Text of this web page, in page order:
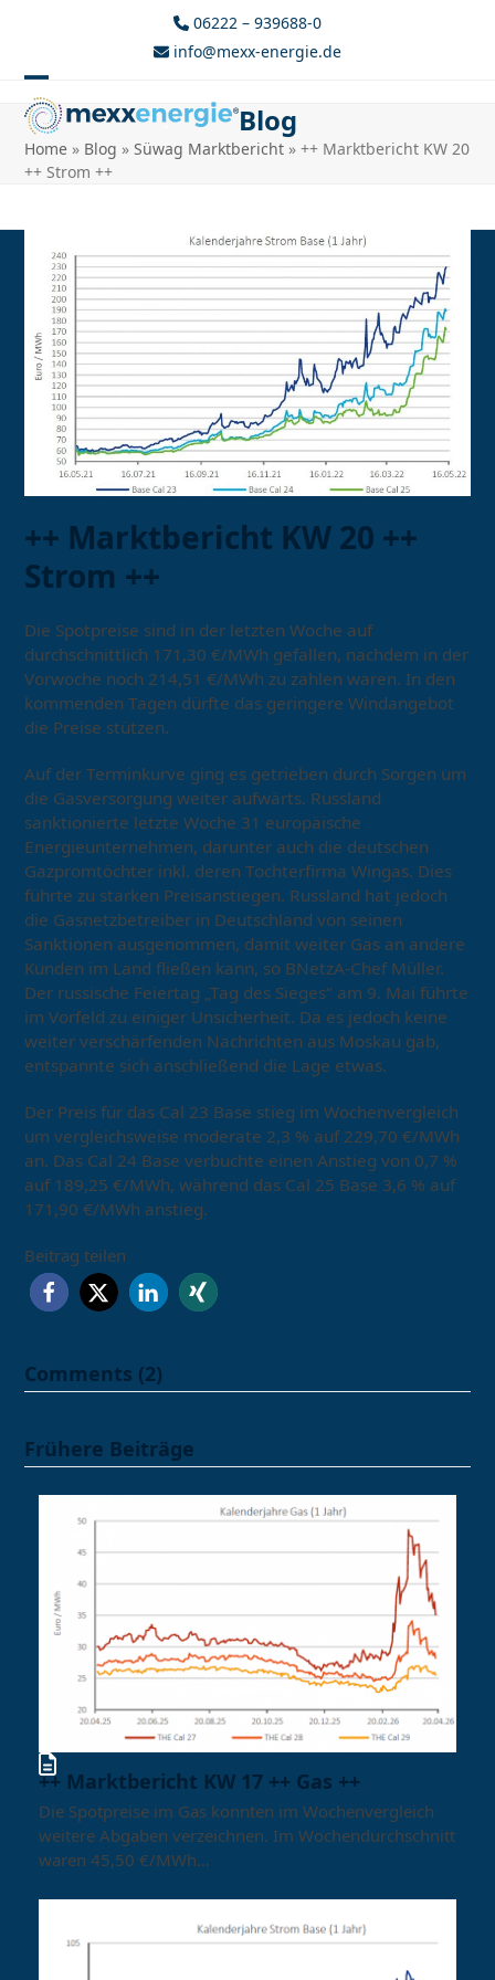
06222 – 939688-0
info@mexx-energie.de
Open
mobile
menu
Close
mobile
menu
Blog
Home » Blog »Süwag Marktbericht »++ Marktbericht KW 20
++ Strom ++
++ Marktbericht KW 20 ++
Strom ++
Die Spotpreise sind in der letzten Woche auf
durchschnittlich 171,30 €/MWh gefallen, nachdem in der
Vorwoche noch 214,51 €/MWh zu zahlen waren. In den
kommenden Tagen dürfte das geringere Windangebot
die Preise stützen.
Auf der Terminkurve ging es getrieben durch Sorgen um
die Gasversorgung weiter aufwärts. Russland
sanktionierte letzte Woche 31 europäische
Energieunternehmen, darunter auch die deutschen
Gazpromtöchter inkl. deren Tochterfirma Wingas. Dies
führte zu starken Preisanstiegen. Russland hat jedoch
die Gasnetzbetreiber in Deutschland von seinen
Sanktionen ausgenommen, damit weiter Gas an andere
Kunden im Land fließen kann, so BNetzA-Chef Müller.
Der russische Feiertag „Tag des Sieges“ am 9. Mai führte
im Vorfeld zu einiger Unsicherheit. Da es jedoch keine
weiter verschärfenden Nachrichten aus Moskau gab,
entspannte sich anschließend die Lage etwas.
Der Preis für das Cal 23 Base stieg im Wochenvergleich
um vergleichsweise moderate 2,3 % auf 229,70 €/MWh
an. Das Cal 24 Base verbuchte einen Anstieg von 0,7 %
auf 189,25 €/MWh, während das Cal 25 Base 3,6 % auf
171,90 €/MWh anstieg.
Beitrag teilen
Comments (2)
Frühere Beiträge
++ Marktbericht KW 17 ++ Gas ++
Die Spotpreise im Gas konnten im Wochenvergleich
weitere Abgaben verzeichnen. Im Wochendurchschnitt
waren 45,50 €/MWh…